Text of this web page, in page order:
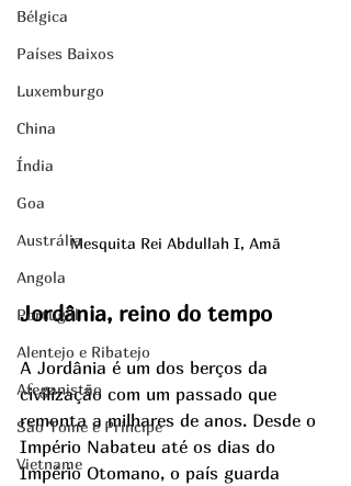
Bélgica
Países Baixos
Luxemburgo
China
Índia
Goa
Austrália
Angola
Portugal
Alentejo e Ribatejo
Afeganistão
São Tomé e Príncipe
Vietname
Mesquita Rei Abdullah I, Amã
Jordânia, reino do tempo
A Jordânia é um dos berços da
civilização com um passado que
remonta a milhares de anos. Desde o
Império Nabateu até os dias do
Império Otomano, o país guarda